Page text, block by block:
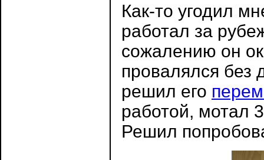
Как-то угодил
работал за
сожалению он
провалялся без
решил его
работой, мотал
Решил